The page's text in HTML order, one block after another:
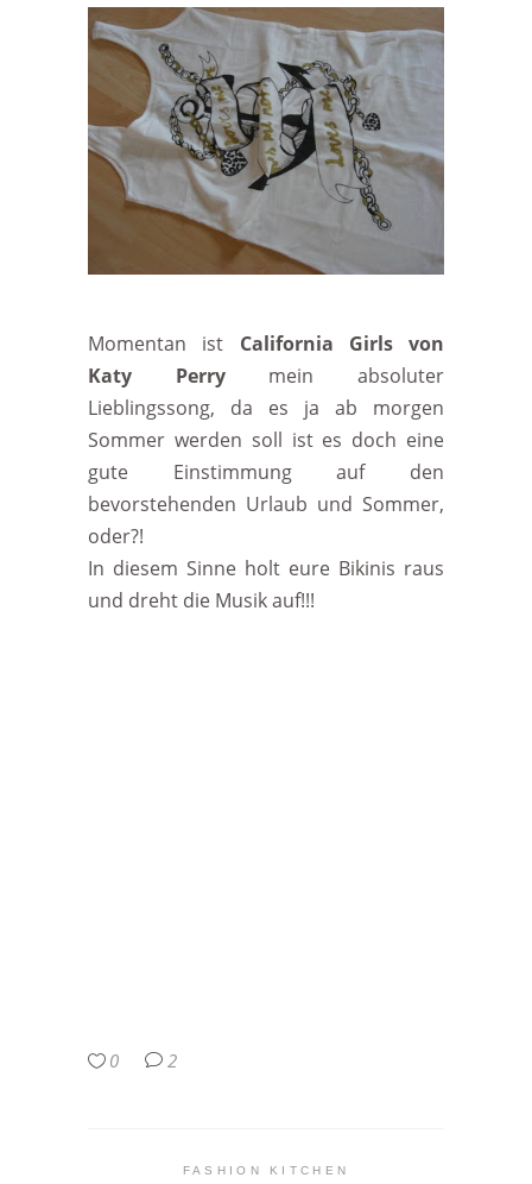
Momentan ist California Girls von
Katy Perrymein absoluter
Lieblingssong, da es ja ab morgen
Sommer werden soll ist es doch eine
gute Einstimmung auf den
bevorstehenden Urlaub und Sommer,
oder?!
In diesem Sinne holt eure Bikinis raus
und dreht die Musik auf!!!
0 2
FASHION KITCHEN